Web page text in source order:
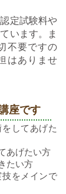
定試験料や
います。ま
不要ですの
はありませ
座です
してあげた
あげたい方
たい方
をメインで